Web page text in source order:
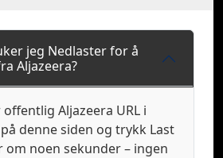
jeg Nedlaster for å
Aljazeera?
Aljazeera URL i
denne siden og trykk Last
om noen sekunder – ingen